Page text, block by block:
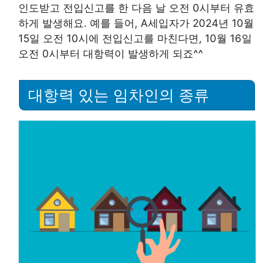
인도받고 전입신고를 한 다음 날 오전 0시부터 유효
하게 발생해요. 예를 들어, A세입자가 2024년 10월
15일 오전 10시에 전입신고를 마친다면, 10월 16일
오전 0시부터 대항력이 발생하게 되죠^^
대항력 있는 임차인의 종류